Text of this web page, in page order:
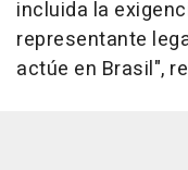
incluida la
representante
actúe en Brasil",